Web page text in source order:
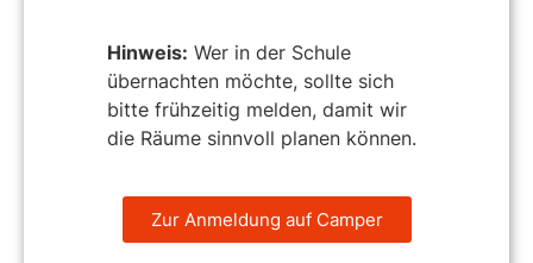
Hinweis: Wer in der Schule
übernachten möchte, sollte sich
bitte frühzeitig melden, damit wir
die Räume sinnvoll planen können.
Zur Anmeldung auf Camper